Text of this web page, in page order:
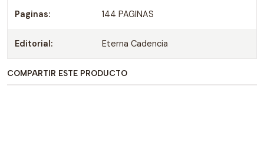
Paginas: 144 PAGINAS
Editorial: Eterna Cadencia
COMPARTIR ESTE PRODUCTO